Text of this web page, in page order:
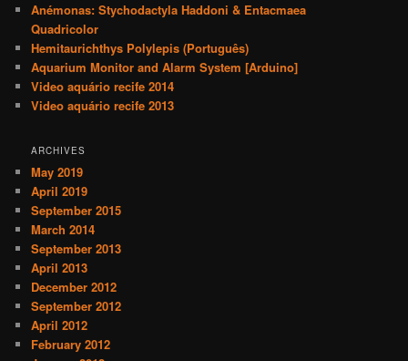
h
Anémonas: Stychodactyla Haddoni & Entacmaea
Quadricolor
Hemitaurichthys Polylepis (Português)
Aquarium Monitor and Alarm System [Arduino]
Video aquário recife 2014
Video aquário recife 2013
ARCHIVES
May 2019
April 2019
September 2015
March 2014
September 2013
April 2013
December 2012
September 2012
April 2012
February 2012